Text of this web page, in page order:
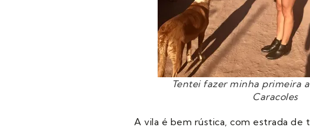
Tentei fazer minha primeira
Caracoles
A vila é bem rústica, com estrada de